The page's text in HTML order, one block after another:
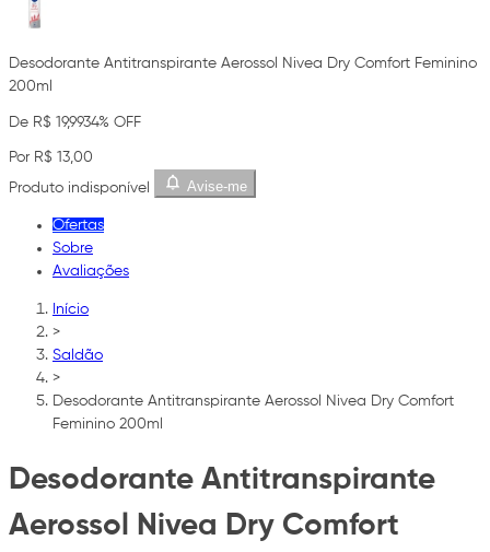
Desodorante Antitranspirante Aerossol Nivea Dry Comfort Feminino
200ml
De R$ 19,9934% OFF
Por R$ 13,00
Produto indisponível
Avise-me
Ofertas
Sobre
Avaliações
Início
>
Saldão
>
Desodorante Antitranspirante Aerossol Nivea Dry Comfort
Feminino 200ml
Desodorante Antitranspirante
Aerossol Nivea Dry Comfort